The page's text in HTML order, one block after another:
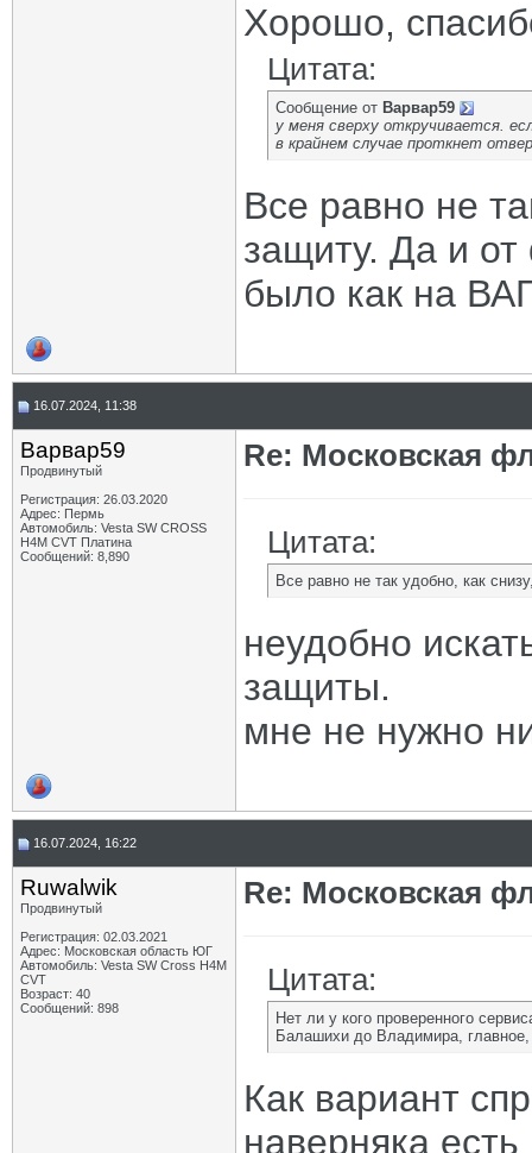
Хорошо,
Цитата:
Сообщение от Варвар59
у меня сверху откручивается.
в крайнем случае проткнет
Все равно не
защиту. Да и
было как на
16.07.2024, 11:38
Варвар59
Продвинутый
Регистрация: 26.03.2020
Адрес: Пермь
Автомобиль: Vesta SW CROSS
H4M CVT Платина
Сообщений: 8,890
Re: Московская
Цитата:
Все равно не так удобно, как
неудобно
защиты.
мне не нужно
16.07.2024, 16:22
Ruwalwik
Продвинутый
Регистрация: 02.03.2021
Адрес: Московская область ЮГ
Автомобиль: Vesta SW Cross H4M
CVT
Возраст: 40
Сообщений: 898
Re: Московская
Цитата:
Нет ли у кого проверенного
Балашихи до Владимира,
Как вариант
наверняка